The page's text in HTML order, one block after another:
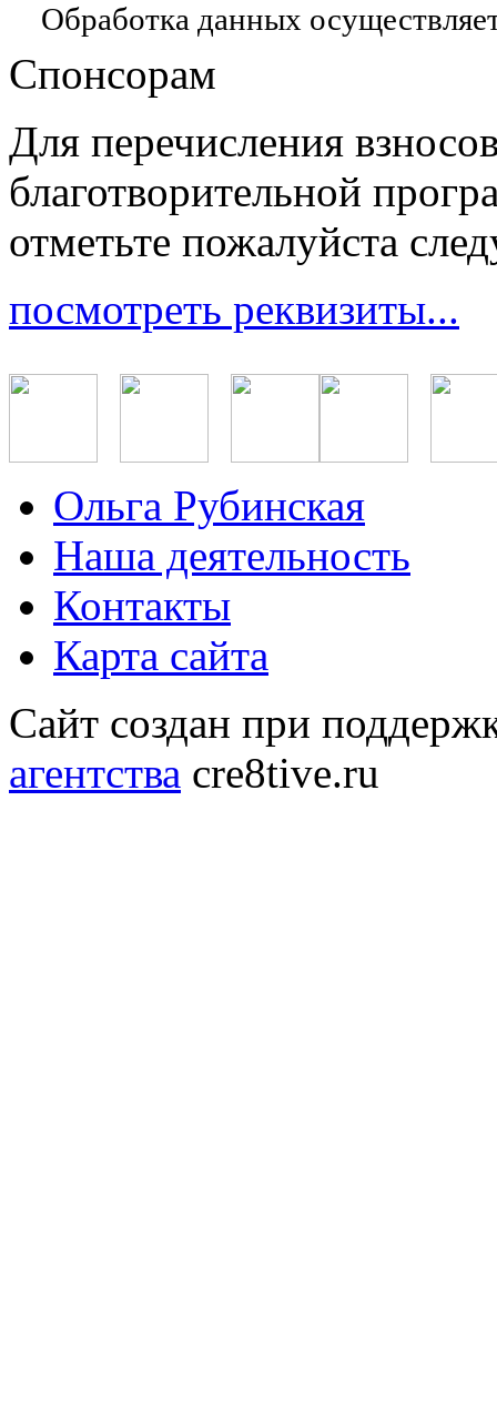
Обработка данных
Спонсорам
Для перечисления
благотворительной
отметьте пожалуйста
посмотреть реквизиты...
Ольга Рубинская
Наша деятельность
Контакты
Карта сайта
Сайт создан при
агентства cre8tive.ru